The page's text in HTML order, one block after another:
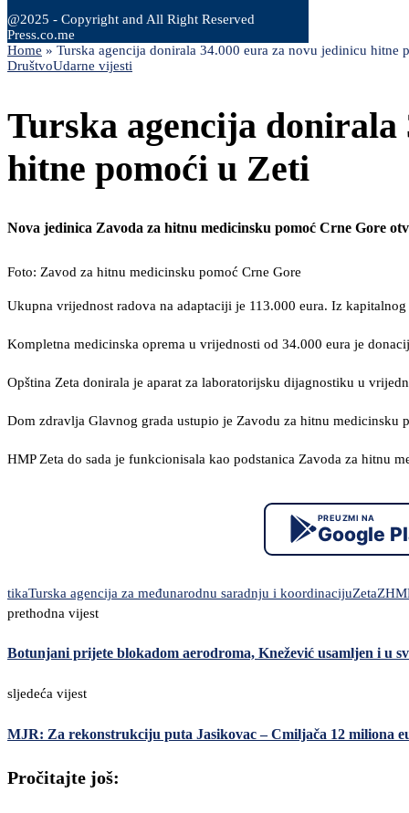
@2025 - Copyright and All Right Reserved
Press.co.me
Home » Turska agencija donirala 34.000 eura za novu jedinicu hitne
DruštvoUdarne vijesti
Turska agencija donirala
hitne pomoći u Zeti
Nova jedinica Zavoda za hitnu medicinsku pomoć Crne Gore
Foto: Zavod za hitnu medicinsku pomoć Crne Gore
Ukupna vrijednost radova na adaptaciji je 113.000 eura. Iz
Kompletna medicinska oprema u vrijednosti od 34.000 eura je
Opština Zeta donirala je aparat za laboratorijsku dijagnostiku u
Dom zdravlja Glavnog grada ustupio je Zavodu za hitnu medicinsku
HMP Zeta do sada je funkcionisala kao podstanica Zavoda za hitnu
PREUZMI NA
Google
tikaTurska agencija za međunarodnu saradnju i koordinacijuZeta
prethodna vijest
Botunjani prijete blokadom aerodroma, Knežević usamljen i u
sljedeća vijest
MJR: Za rekonstrukciju puta Jasikovac – Cmiljača 12 miliona
Pročitajte još: